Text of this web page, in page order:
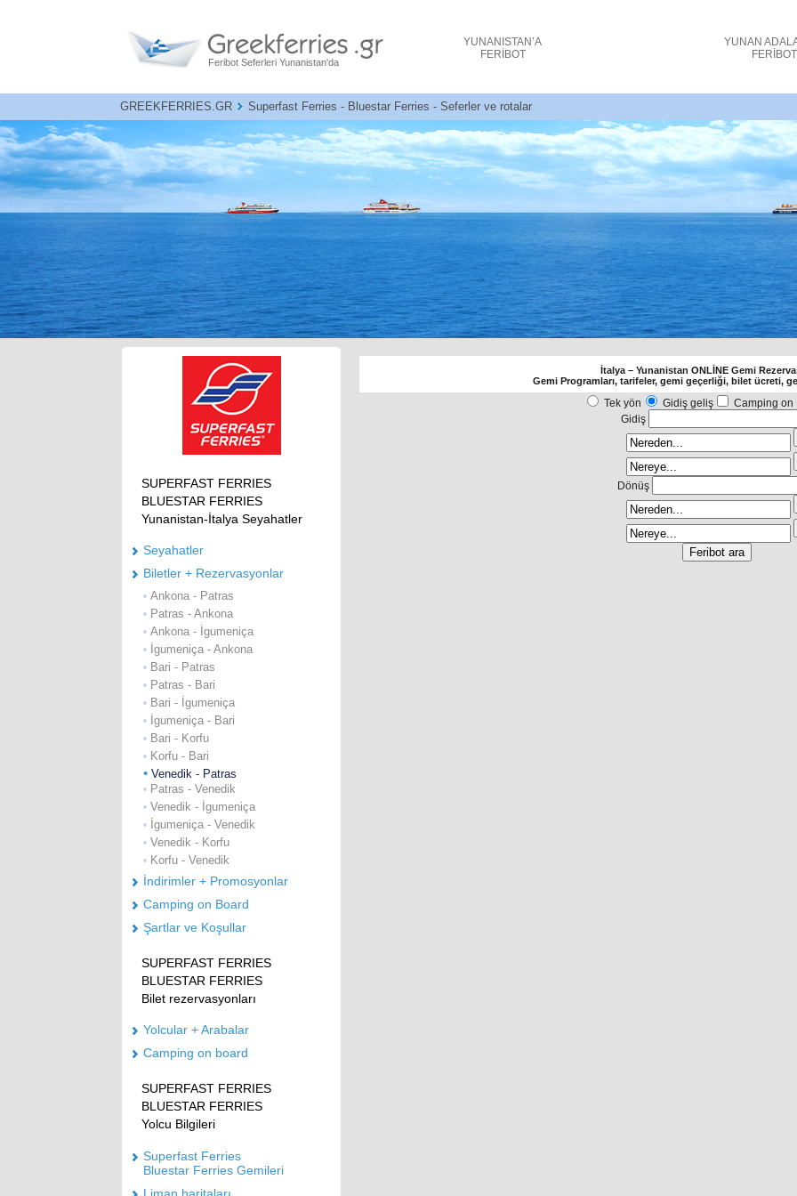
Feribot Seferleri Yunanistan'da
YUNANISTAN’A
FERİBOT
YUNAN
FERİBOT
GREEKFERRIES.GR Superfast Ferries - Bluestar Ferries - Αnkona Patr _
SUPERFAST FERRIES
BLUESTAR FERRIES
Yunanistan-İtalya Seyahatler
Seyahatler
Biletler + Rezervasyonlar
• Ankona - Patras
• Patras - Ankona
• Ankona - İgumeniça
• İgumeniça - Ankona
• Bari - Patras
• Patras - Bari
• Bari - İgumeniça
• İgumeniça - Bari
• Bari - Korfu
• Korfu - Bari
• Venedik - Patras
• Patras - Venedik
• Venedik - İgumeniça
• İgumeniça - Venedik
• Venedik - Korfu
• Korfu - Venedik
İndirimler + Promosyonlar
Camping on Board
Şartlar ve Koşullar
SUPERFAST FERRIES
BLUESTAR FERRIES
Bilet rezervasyonları
Yolcular + Arabalar
Camping on board
SUPERFAST FERRIES
BLUESTAR FERRIES
Yolcu Bilgileri
Superfast Ferries
Bluestar Ferries Gemileri
Liman haritaları
İtalya – Yunanistan ONLİNE Gemi
Gemi Programları, tarifeler, gemi geçerliği, bilet ücreti,
Tek yön Gidiş geliş
Camping on
Gidiş
Dönüş